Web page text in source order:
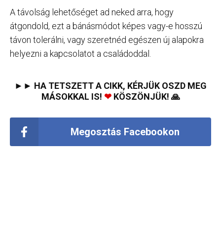
A távolság lehetőséget ad neked arra, hogy
átgondold, ezt a bánásmódot képes vagy-e hosszú
távon tolerálni, vagy szeretnéd egészen új alapokra
helyezni a kapcsolatot a családoddal.
►► HA TETSZETT A CIKK, KÉRJÜK OSZD MEG
MÁSOKKAL IS! ❤KÖSZÖNJÜK! 🙏
Megosztás Facebookon